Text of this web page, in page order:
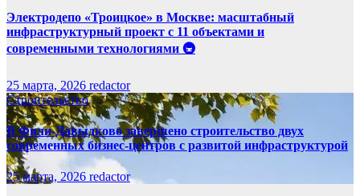
Электродепо «Троицкое» в Москве: масштабный
инфраструктурный проект с 11 объектами и
современными технологиями 🚇
25 марта, 2026 redactor
Строительство
В Фили-Давыдково завершено строительство двух
современных бизнес-центров с развитой инфраструктурой
25 марта, 2026 redactor